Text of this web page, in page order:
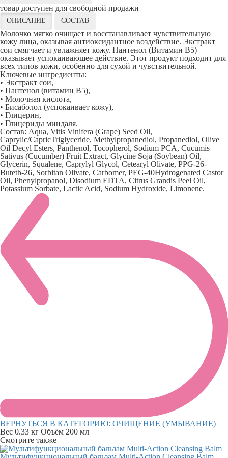
товар доступен для свободной продажи
ОПИСАНИЕ СОСТАВ
Молочко мягко очищает и восстанавливает чувствительную
кожу лица, оказывая антиоксидантное воздействие. Экстракт
cои смягчает и увлажняет кожу. Пантенол (Витамин В5)
оказывает успокаивающее действие. Этот продукт подходит для
всех типов кожи, особенно для cухой и чувствительной.
Ключевые ингредиенты:
• Экстракт сои,
• Пантенол (витамин B5),
• Молочная кислота,
• Бисаболол (успокаивает кожу),
• Глицерин,
• Глицериды миндаля.
Состав: Aqua, Vitis Vinifera (Grape) Seed Oil,
Caprylic/CapricTriglyceride, Methylpropanediol, Propanediol, Olive
Oil Decyl Esters, Panthenol, Tocopherol, Sodium PCA, Cucumis
Sativus (Cucumber) Fruit Extract, Glycine Soja (Soybean) Oil,
Glycerin, Squalene, Caprylyl Glycol, Cetearyl Olivate, PPG-26-
Buteth-26, Sorbitan Olivate, Carbomer, PEG-40Hydrogenated Castor
Oil, Phenylpropanol, Disodium EDTA, Citrus Grandis Peel Oil,
Potassium Sorbate, Lactic Acid, Sodium Hydroxide, Limonene.
ВЕРНУТЬСЯ В КАТЕГОРИЮ: ОЧИЩЕНИЕ (УМЫВАНИЕ)
Вес 0.33 кг Объём 200 мл
Смотрите также